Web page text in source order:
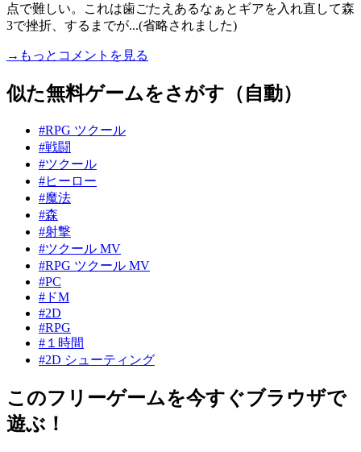
点で難しい。これは歯ごたえあるなぁとギアを入れ直して森
3で挫折、するまでが...(省略されました)
→もっとコメントを見る
似た無料ゲームをさがす（自動）
#RPG ツクール
#戦闘
#ツクール
#ヒーロー
#魔法
#森
#射撃
#ツクール MV
#RPG ツクール MV
#PC
#ドM
#2D
#RPG
#１時間
#2D シューティング
このフリーゲームを今すぐブラウザで
遊ぶ！